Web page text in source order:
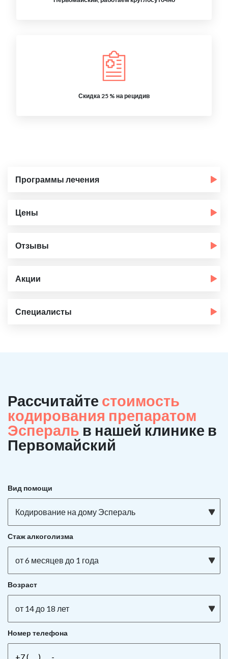
Скидка 25 % на рецидив
Программы лечения
Цены
Отзывы
Акции
Специалисты
Рассчитайте стоимость
кодирования препаратом
Эспераль в нашей клинике в
Первомайский
Вид помощи
Кодирование на дому Эспераль
Стаж алкоголизма
от 6 месяцев до 1 года
Возраст
от 14 до 18 лет
Номер телефона